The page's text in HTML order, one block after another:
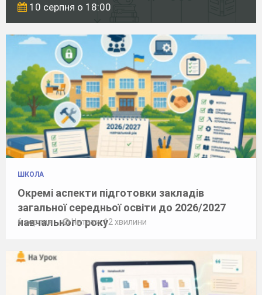
10 серпня о 18:00
ШКОЛА
Окремі аспекти підготовки закладів
загальної середньої освіти до 2026/2027
навчального року
6 серпня Читати: 12 хвилини